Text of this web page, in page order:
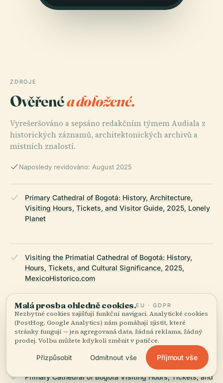
ZDROJE
Ověřenéa doložené.
Vyrešeršováno a sepsáno redakčním týmem Audiala z
historických záznamů, architektonických archivů a
místních znalostí.
Naposledy revidováno: August 2025
Primary Cathedral of Bogotá: History, Architecture,
Visiting Hours, Tickets, and Visitor Guide, 2025, Lonely
Planet
Visiting the Primatial Cathedral of Bogotá: History,
Hours, Tickets, and Cultural Significance, 2025,
MexicoHistorico.com
Visiting the Primary Cathedral of Bogotá: Hours, Tickets,
History, and Travel Tips, 2025, Wikiwand,
AbsolutViajes ,
Primary Cathedral of Bogotá Visiting Hours, Tickets, and
Malá prosba ohledně cookies.EU · GDPR
Nezbytné cookies zajišťují funkční navigaci. Analytické cookies
(PostHog, Google Analytics) nám pomáhají zjistit, které
stránky fungují — jen agregovaná data, žádná reklama, žádný
prodej. Volbu můžete kdykoli změnit v patičce.
Přizpůsobit Odmítnout vše Přijmout vše